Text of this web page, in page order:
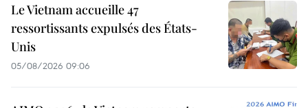
Le Vietnam accueille 47
ressortissants expulsés des États-
Unis
05/08/2026 09:06